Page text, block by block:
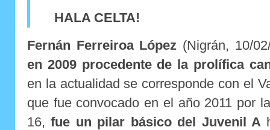
HALA CELTA!
Fernán Ferreiroa López (Nigrán, 10/
en 2009 procedente de la prolífica
en la actualidad se corresponde con el
que fue convocado en el año 2011 por
16,fue un pilar básico del Juvenil A